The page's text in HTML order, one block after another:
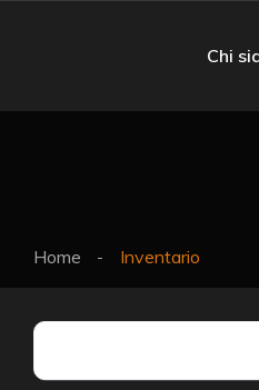
Chi
Home Inventario